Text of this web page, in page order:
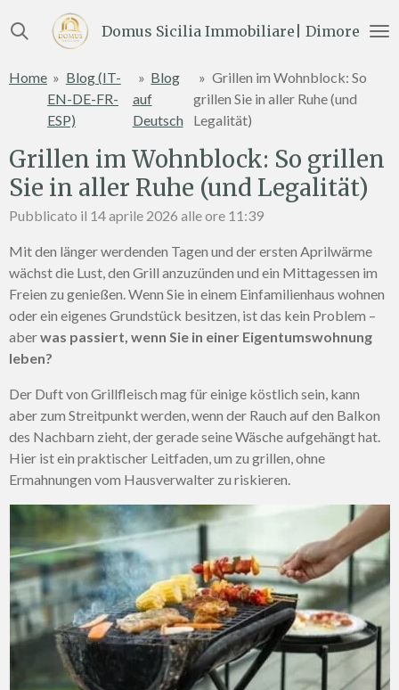
al
principale
Domus Sicilia Immobiliare| Dimore e
Home » Blog (IT-
EN-DE-FR-
ESP)
» Blog
auf
Deutsch
» Grillen im Wohnblock: So
grillen Sie in aller Ruhe (und
Legalität)
Grillen im Wohnblock: So grillen
Sie in aller Ruhe (und Legalität)
Pubblicato il 14 aprile 2026 alle ore 11:39
Mit den länger werdenden Tagen und der ersten Aprilwärme
wächst die Lust, den Grill anzuzünden und ein Mittagessen im
Freien zu genießen. Wenn Sie in einem Einfamilienhaus wohnen
oder ein eigenes Grundstück besitzen, ist das kein Problem –
aberwas passiert, wenn Sie in einer Eigentumswohnung
leben?
Der Duft von Grillfleisch mag für einige köstlich sein, kann
aber zum Streitpunkt werden, wenn der Rauch auf den Balkon
des Nachbarn zieht, der gerade seine Wäsche aufgehängt hat.
Hier ist ein praktischer Leitfaden, um zu grillen, ohne
Ermahnungen vom Hausverwalter zu riskieren.